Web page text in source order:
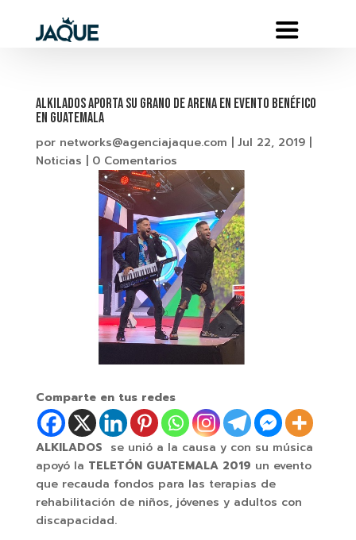
ALKILADOS APORTA SU GRANO DE ARENA EN EVENTO BENÉFICO
EN GUATEMALA
por networks@agenciajaque.com Jul 22, 2019|
Noticias
0 Comentarios
Comparte en tus redes
ALKILADOS se unió a la causa y con su música
apoyó la TELETÓN GUATEMALA 2019 un evento
que recauda fondos para las terapias de
rehabilitación de niños, jóvenes y adultos con
discapacidad.